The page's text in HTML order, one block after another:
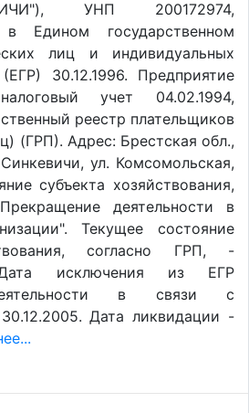
УНП 200172974,
в Едином государственном
лиц и индивидуальных
30.12.1996. Предприятие
учет 04.02.1994,
реестр плательщиков
(ГРП). Адрес: Брестская обл.,
ул. Комсомольская,
субъекта хозяйствования,
деятельности в
Текущее состояние
согласно ГРП, -
Дата исключения из ЕГР
в связи с
Дата ликвидации -